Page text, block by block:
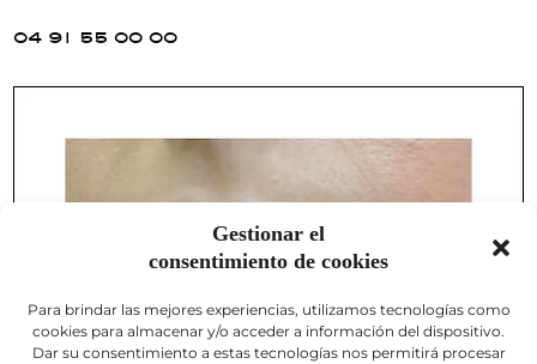
Gestionar el
consentimiento de cookies
Para brindar las mejores experiencias, utilizamos tecnologías como
cookies para almacenar y/o acceder a información del dispositivo.
Dar su consentimiento a estas tecnologías nos permitirá procesar
04 91 55 00 00